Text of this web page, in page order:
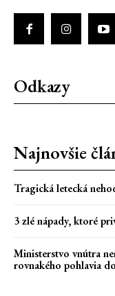
Odkazy
Najnovšie
Tragická letecká
3 zlé nápady, ktoré
Ministerstvo vnútra
rovnakého pohlavia